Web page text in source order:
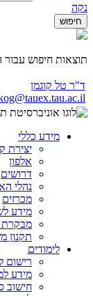
נקה
תוצאות חיפוש עבור
ד"ר טל קוגמן
מידע כללי
יצירת
אלפון
דרושים
נהלי
מכרזים
מידע
מבקרת
תקנון
לימודים
רישום
מידע
חישוב